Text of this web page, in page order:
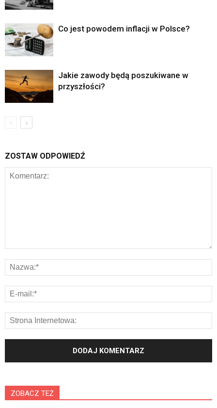
Co jest powodem inflacji w Polsce?
Jakie zawody będą poszukiwane w
przyszłości?
ZOSTAW ODPOWIEDŹ
ZOBACZ TEŻ